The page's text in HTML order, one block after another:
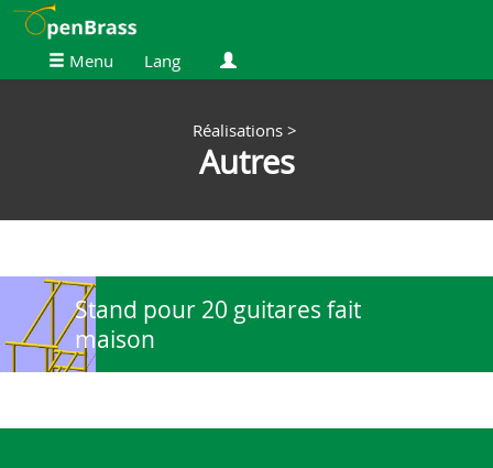
Menu Lang
Réalisations>
Autres
Stand pour 20 guitares fait
maison